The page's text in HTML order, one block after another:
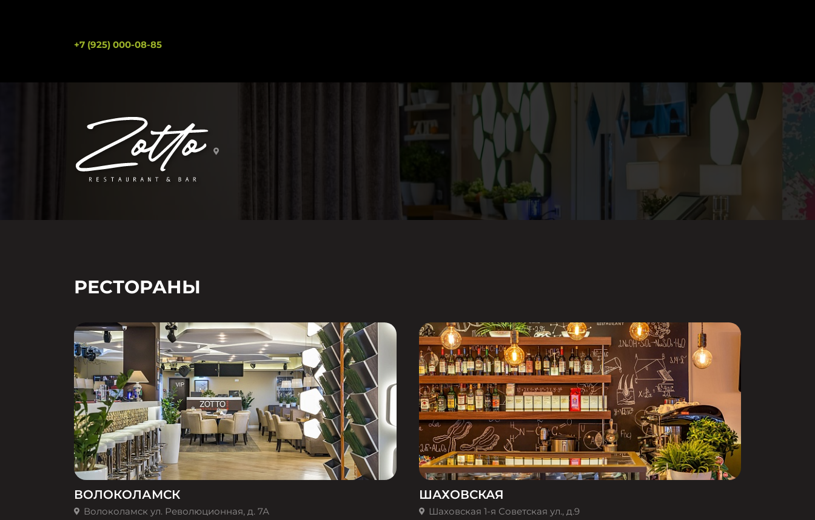
+7 (925) 000-08-85
РЕСТОРАНЫ
ВОЛОКОЛАМСК
Волоколамск ул. Революционная, д. 7А
ШАХОВСКАЯ
Шаховская 1-я Советская ул., д.9